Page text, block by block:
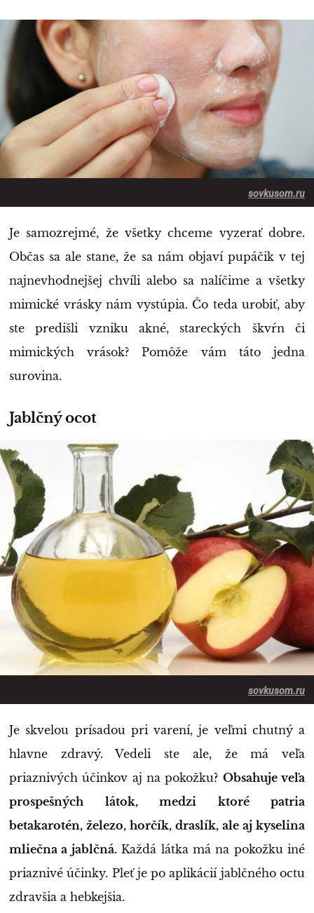
sovkusom.ru
Je samozrejmé, že všetky chceme vyzerať dobre.
Občas sa ale stane, že sa nám objaví pupáčik v tej
najnevhodnejšej chvíli alebo sa nalíčime a všetky
mimické vrásky nám vystúpia. Čo teda urobiť, aby
ste predišli vzniku akné, stareckých škvŕn či
mimických vrások? Pomôže vám táto jedna
surovina.
Jablčný ocot
sovkusom.ru
Je skvelou prísadou pri varení, je veľmi chutný a
hlavne zdravý. Vedeli ste ale, že má veľa
priaznivých účinkov aj na pokožku? Obsahuje veľa
prospešných látok, medzi ktoré patria
betakarotén, železo, horčík, draslík, ale aj kyselina
mliečna a jablčná.Každá látka má na pokožku iné
priaznivé účinky. Pleť je po aplikácií jablčného octu
zdravšia a hebkejšia.